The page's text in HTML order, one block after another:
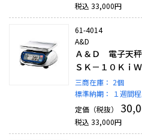
税込 33,000円
61-4014
A&D
Ａ＆Ｄ 電子天秤
ＳＫ－１０Ｋｉ
三商在庫： 2個
標準納期：
１週間
定価（税抜）
税込 33,000円